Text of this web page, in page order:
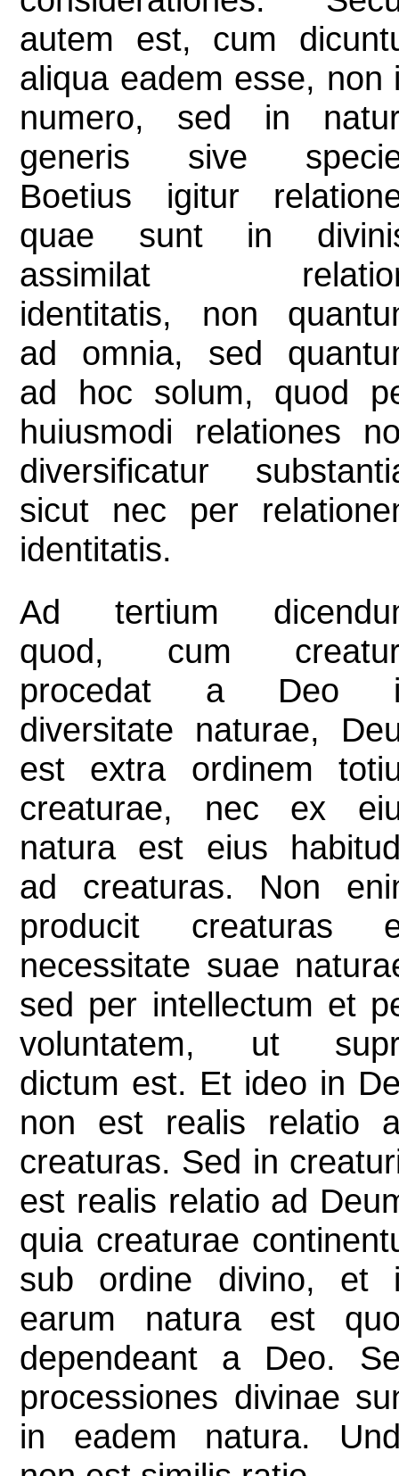
autem est, cum
aliqua eadem esse, non
numero, sed in
generis sive
Boetius igitur
quae sunt in
assimilat
identitatis, non
ad omnia, sed
ad hoc solum, quod
huiusmodi relationes
diversificatur
sicut nec per
identitatis.
Ad tertium
quod, cum
procedat a Deo
diversitate naturae,
est extra ordinem
creaturae, nec ex
natura est eius
ad creaturas. Non
producit creaturas
necessitate suae
sed per intellectum et
voluntatem, ut
dictum est. Et ideo in
non est realis relatio
creaturas. Sed in
est realis relatio ad
quia creaturae
sub ordine divino, et
earum natura est
dependeant a Deo.
processiones divinae
in eadem natura.